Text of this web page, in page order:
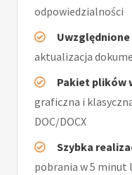
odpowiedzialności
Uwzględnione
aktualizacja
Pakiet plików
graficzna i
DOC/DOCX
Szybka
pobrania w 5 minut